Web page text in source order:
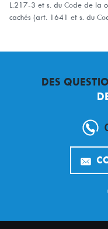
L.217-3 et s. du Code de la
cachés (art. 1641 et s. du
DES